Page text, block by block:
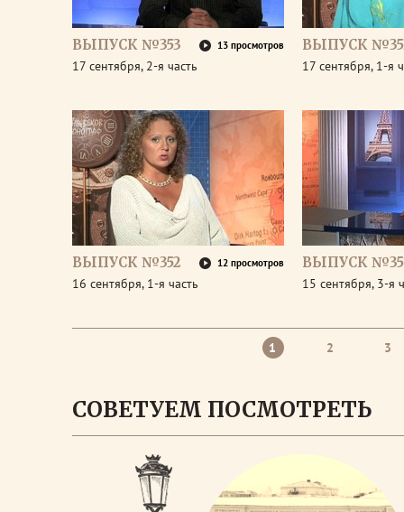
ВЫПУСК №353 13 просмотров
17 сентября, 2-я часть
ВЫПУСК
17 сентября, 1-я
ВЫПУСК №352 12 просмотров
16 сентября, 1-я часть
ВЫПУСК
15 сентября, 3-я
1 2 3
СОВЕТУЕМ ПОСМОТРЕТЬ